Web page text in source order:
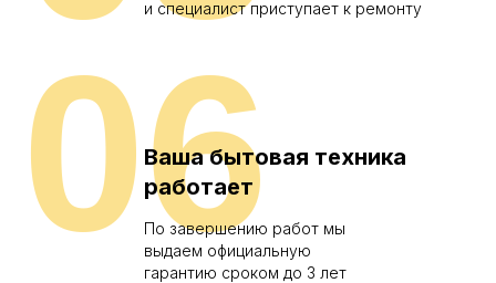
и специалист приступает к ремонту
Ваша бытовая техника
работает
По завершению работ мы
выдаем официальную
гарантию сроком до 3 лет
06